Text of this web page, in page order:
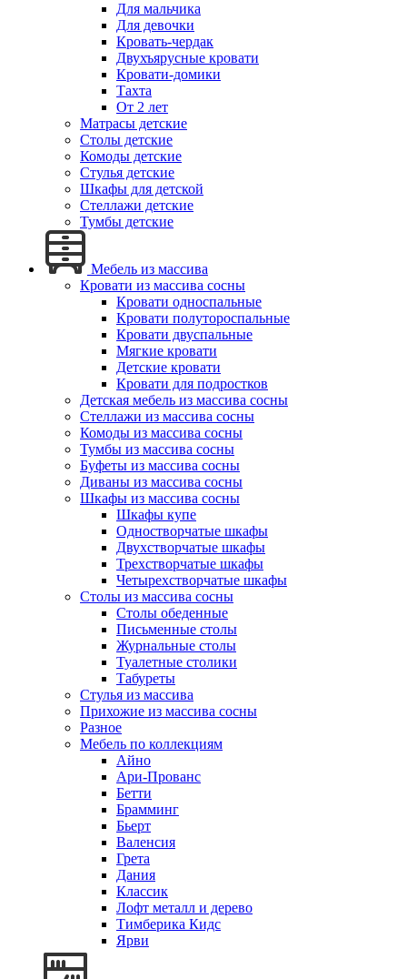
Для мальчика
Для девочки
Кровать-чердак
Двухъярусные кровати
Кровати-домики
Тахта
От 2 лет
Матрасы детские
Столы детские
Комоды детские
Стулья детские
Шкафы для детской
Стеллажи детские
Тумбы детские
Мебель из массива
Кровати из массива сосны
Кровати односпальные
Кровати полутороспальные
Кровати двуспальные
Мягкие кровати
Детские кровати
Кровати для подростков
Детская мебель из массива сосны
Стеллажи из массива сосны
Комоды из массива сосны
Тумбы из массива сосны
Буфеты из массива сосны
Диваны из массива сосны
Шкафы из массива сосны
Шкафы купе
Одностворчатые шкафы
Двухстворчатые шкафы
Трехстворчатые шкафы
Четырехстворчатые шкафы
Столы из массива сосны
Столы обеденные
Письменные столы
Журнальные столы
Туалетные столики
Табуреты
Стулья из массива
Прихожие из массива сосны
Разное
Мебель по коллекциям
Айно
Ари-Прованс
Бетти
Брамминг
Бьерт
Валенсия
Грета
Дания
Классик
Лофт металл и дерево
Тимберика Кидс
Ярви